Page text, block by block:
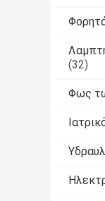
(32)
Φως